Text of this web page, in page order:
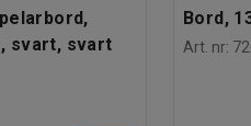
svart, svart
Bord,
Art. nr: